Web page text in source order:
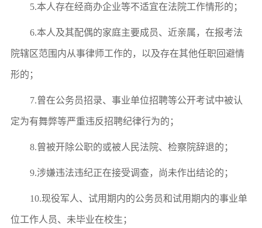
5.本人存在经商办企业等不适宜在法院工作情形的；
6.本人及其配偶的家庭主要成员、近亲属，在报考法
院辖区范围内从事律师工作的，以及存在其他任职回避情
形的；
7.曾在公务员招录、事业单位招聘等公开考试中被认
定为有舞弊等严重违反招聘纪律行为的 ；
8.曾被开除公职的或被人民法院、检察院辞退的；
9.涉嫌违法违纪正在接受调查，尚未作出结论的；
10.现役军人、试用期内的公务员和试用期内的事业单
位工作人员、未毕业在校生 ；